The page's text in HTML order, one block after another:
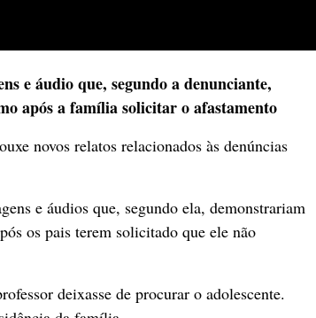
e áudio que, segundo a denunciante,
após a família solicitar o afastamento
novos relatos relacionados às denúncias
e áudios que, segundo ela, demonstrariam
os pais terem solicitado que ele não
deixasse de procurar o adolescente.